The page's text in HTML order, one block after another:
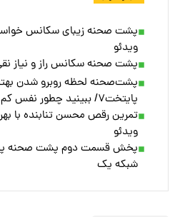
پشت صحنه زیبای سکانس
ویدئو
پشت صحنه سکانس راز و نیاز
پشت‌صحنه لحظه روبرو شدن
پایتخت۷/ ببینید چطور نفس کم آورد + ویدئو
تمرین رقص محسن تنابنده با
ویدئو
پخش قسمت دوم پشت صحنه
شبکه یک